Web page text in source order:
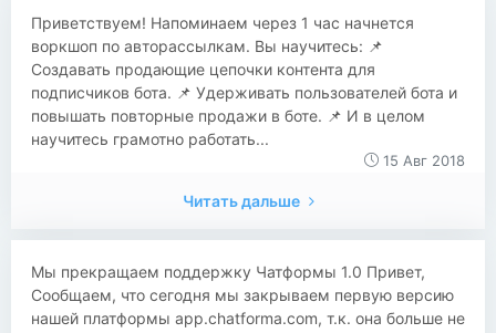
Приветствуем! Напоминаем через 1 час начнется
воркшоп по авторассылкам. Вы научитесь: 📌
Создавать продающие цепочки контента для
подписчиков бота. 📌 Удерживать пользователей бота и
повышать повторные продажи в боте. 📌 И в целом
научитесь грамотно работать...
15 Авг 2018
Читать дальше
Мы прекращаем поддержку Чатформы 1.0 Привет,
Сообщаем, что сегодня мы закрываем первую версию
нашей платформы app.chatforma.com, т.к. она больше не